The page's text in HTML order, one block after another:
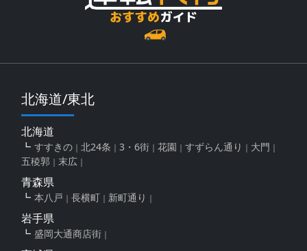
北海道/東北
北海道
すすきの 北24条 3・6街 花園 すずらん通り
大門
五稜郭
末広
青森県
本八戸 長横町 新町通り
岩手県
盛岡大通商店街